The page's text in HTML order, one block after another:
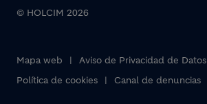
Footer bottom
© HOLCIM 2026
Mapa web Aviso de Privacidad de Datos
Política de cookies
Canal de denuncias